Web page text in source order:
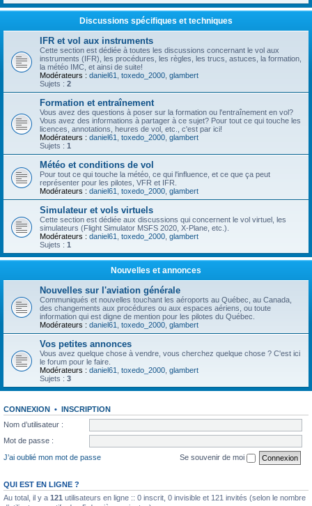
Discussions spécifiques et techniques
IFR et vol aux instruments
Cette section est dédiée à toutes les discussions concernant le vol aux
instruments (IFR), les procédures, les règles, les trucs, astuces, la formation,
la météo IMC, et ainsi de suite!
Modérateurs : daniel61 toxedo_2000 glambert
Sujets : 2
Formation et entraînement
Vous avez des questions à poser sur la formation ou l'entraînement en vol?
Vous avez des informations à partager à ce sujet? Pour tout ce qui touche les
licences, annotations, heures de vol, etc., c'est par ici!
Modérateurs : daniel61 toxedo_2000 glambert
Sujets : 1
Météo et conditions de vol
Pour tout ce qui touche la météo, ce qui l'influence, et ce que ça peut
représenter pour les pilotes, VFR et IFR.
Modérateurs : daniel61 toxedo_2000 glambert
Simulateur et vols virtuels
Cette section est dédiée aux discussions qui concernent le vol virtuel, les
simulateurs (Flight Simulator MSFS 2020, X-Plane, etc.).
Modérateurs : daniel61 toxedo_2000 glambert
Sujets : 1
Nouvelles et annonces
Nouvelles sur l'aviation générale
Communiqués et nouvelles touchant les aéroports au Québec, au Canada,
des changements aux procédures ou aux espaces aériens, ou toute
information qui est digne de mention pour les pilotes du Québec.
Modérateurs : daniel61 toxedo_2000 glambert
Vos petites annonces
Vous avez quelque chose à vendre, vous cherchez quelque chose ? C'est ici
le forum pour le faire.
Modérateurs : daniel61 toxedo_2000 glambert
Sujets : 3
CONNEXION • INSCRIPTION
Nom d’utilisateur :
Mot de passe :
J’ai oublié mon mot de passe
Se souvenir de moi
QUI EST EN LIGNE ?
Au total, il y a 121 utilisateurs en ligne :: 0 inscrit, 0 invisible et 121 invités (selon le nombre